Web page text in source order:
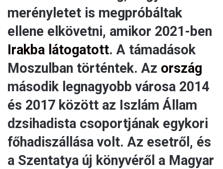
merényletet is megpróbáltak
ellene elkövetni, amikor 2021-ben
Irakba látogatott. A támadások
Moszulban történtek. Az ország
második legnagyobb városa 2014
és 2017 között az Iszlám Állam
dzsihadista csoportjának egykori
főhadiszállása volt. Az esetről, és
a Szentatya új könyvéről a Magyar